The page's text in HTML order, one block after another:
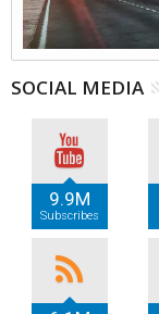
SOCIAL MEDIA
9.9M
Subscribes